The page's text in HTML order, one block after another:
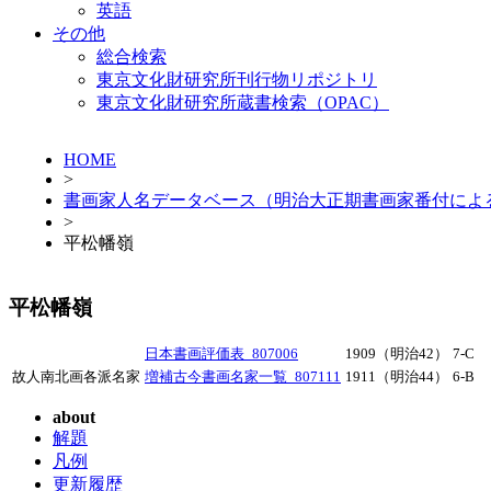
英語
その他
総合検索
東京文化財研究所刊行物リポジトリ
東京文化財研究所蔵書検索（OPAC）
HOME
>
書画家人名データベース（明治大正期書画家番付によ
>
平松幡嶺
平松幡嶺
日本書画評価表_807006 1909（明治42）
7-C
故人南北画各派名家 増補古今書画名家一覧_807111 1911（明治44） 6-B
about
解題
凡例
更新履歴